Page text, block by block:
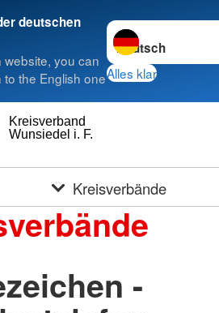
deutschen
you can
the English one
Sprache wechseln
Alles klar
Wunsiedel i. F.
Kreisverband
Kreisverbände
-